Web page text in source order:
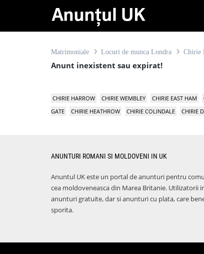
Matrimoniale Locuri de munca Londra Chirie
Anunt inexistent sau expirat!
CHIRIE HARROW CHIRIE WEMBLEY CHIRIE EAST HAM
GATE
CHIRIE HEATHROW CHIRIE COLINDALE CHIRIE
ANUNTURI ROMANI SI MOLDOVENI IN UK
Anuntul UK este un portal de anunturi pentru
cea moldoveneasca din Marea Britanie. Utilizatorii
anunturi gratuite, dar si anunturi cu plata, care
sporita.